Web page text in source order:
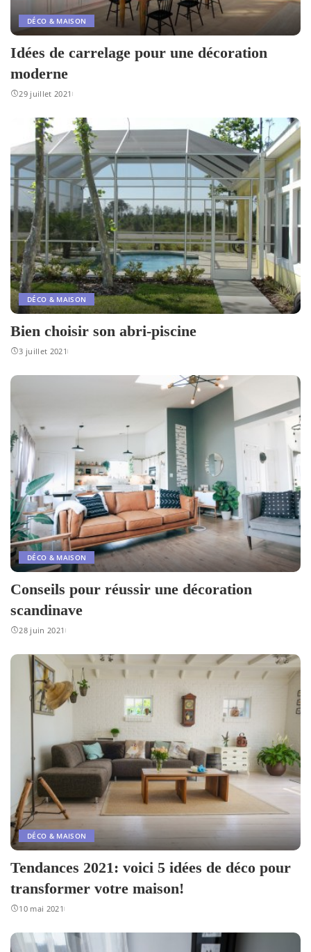
DÉCO & MAISON
Idées de carrelage pour une décoration
moderne
29 juillet 2021
DÉCO & MAISON
Bien choisir son abri-piscine
3 juillet 2021
DÉCO & MAISON
Conseils pour réussir une décoration
scandinave
28 juin 2021
DÉCO & MAISON
Tendances 2021: voici 5 idées de déco pour
transformer votre maison!
10 mai 2021